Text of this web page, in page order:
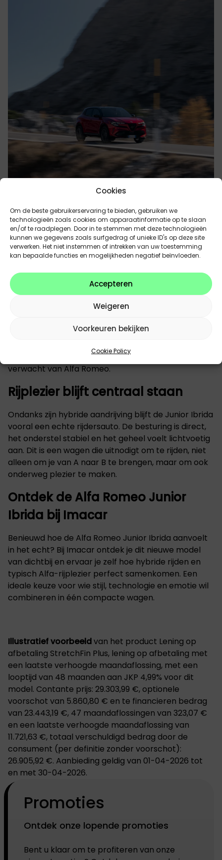
Cookies
Om de beste gebruikerservaring te bieden, gebruiken we
technologieën zoals cookies om apparaatinformatie op te slaan
en/of te raadplegen. Door in te stemmen met deze technologieën
kunnen we gegevens zoals surfgedrag of unieke ID's op deze site
verwerken. Het niet instemmen of intrekken van uw toestemming
kan bepaalde functies en mogelijkheden negatief beïnvloeden.
Accepteren
Weigeren
Voorkeuren bekijken
Cookie Policy
Interieur met focus op bestuurder
en beleving
Binnenin draait alles rond de bestuurder. Het
dashboard is overzichtelijk en modern, met digitale
zitpositie is sportief maar comfortabel, waardoor
zonder overbodige complexiteit, precies zoals je het
verwacht van Alfa Romeo.
Rijplezier blijft centraal staan
Ondanks zijn hybride aandrijving blijft de Junior Ibrida
vooral een echte rijdersauto. De besturing is direct,
het onderstel stabiel en het geheel voelt lichtvoetig
aan. Dit is een wagen die uitnodigt om te rijden, niet
alleen om je van A naar B te brengen, maar om ook
onderweg plezier te maken.
Ontdek de Alfa Romeo Junior
Ibrida bij Imacar
Benieuwd hoe de Alfa Romeo Junior Ibrida aanvoelt
in het echt? Bij Imacar ontdek je dit nieuwe model
van dichtbij en ervaar je zelf hoe hybride rijden en
typisch Alfa-rijplezier perfect samenkomen. Een
ideale keuze voor wie stijl, technologie en emotie wil
combineren in één compacte wagen.
Illustratief voorbeeldvan het product Lening op
afbetaling StretchFin Plus, lening op afbetaling met
een laatste verhoogde maandaflossing, met een
looptijd van 48 maanden aan JKP 4,99% voor dit
model. Contante prijs: 29.303,99 €, optionele
voorschot van 5.860,80 € en te financieren bedrag
van 23.443,19 €, 47 maandaflossingen van 323,07 €
en een laatste verhoogde maandaflossing van
11.721,63 €, totaal verschuldigd bedrag door de
consument (per definitie zonder voorschot):
26.905,92 €. Aanbieding geldig van 01-04-2026 tot
en met 30-04-2026.
Promoties
Ontdek onze lopende promoties
Bent u klaar om te profiteren van onze